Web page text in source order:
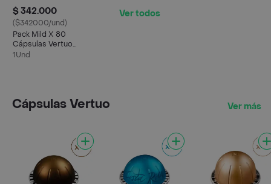
$ 342.000
($342000/und)
Pack Mild X 80
Cápsulas Vertuo
Nespresso
1Und
Ver todos
Cápsulas Vertuo Ver más